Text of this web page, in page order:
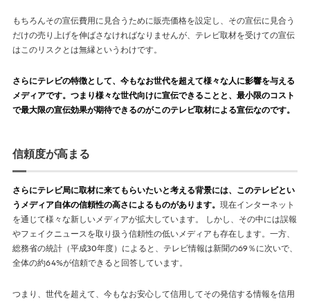
もちろんその宣伝費用に見合うために販売価格を設定し、その宣伝に見合う
だけの売り上げを伸ばさなければなりませんが、テレビ取材を受けての宣伝
はこのリスクとは無縁というわけです。
さらにテレビの特徴として、今もなお世代を超えて様々な人に影響を与える
メディアです。つまり様々な世代向けに宣伝できることと、最小限のコスト
で最大限の宣伝効果が期待できるのがこのテレビ取材による宣伝なのです。
信頼度が高まる
さらにテレビ局に取材に来てもらいたいと考える背景には、このテレビとい
うメディア自体の信頼性の高さによるものがあります。 現在インターネット
を通じて様々な新しいメディアが拡大しています。 しかし、その中には誤報
やフェイクニュースを取り扱う信頼性の低いメディアも存在します。一方、
総務省の統計（平成30年度）によると、テレビ情報は新聞の69％に次いで、
全体の約64%が信頼できると回答しています。
つまり、世代を超えて、今もなお安心して信用してその発信する情報を信用